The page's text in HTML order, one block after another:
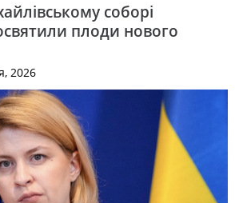
соборі
плоди нового
2026